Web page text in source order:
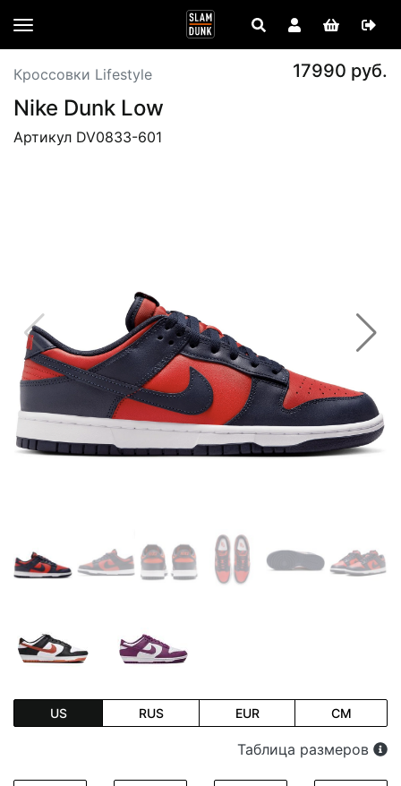
Кроссовки Lifestyle 17990 руб.
Nike Dunk Low
Артикул DV0833-601
US RUS EUR CM
Таблица размеров